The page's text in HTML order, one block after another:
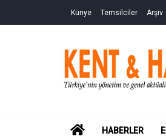
Künye Temsilciler Arşiv
HOMEHABERLER